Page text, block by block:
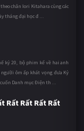
chân Iori Kitahara cùng các
tháng đại học đ ...
kỷ 20, bộ phim kể về hai anh
ôm ấp khát vọng đưa Kỷ
Danh mục Điện th ...
Rất Rất Rất Rất